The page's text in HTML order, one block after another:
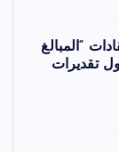
“المبالغ
تقديرات